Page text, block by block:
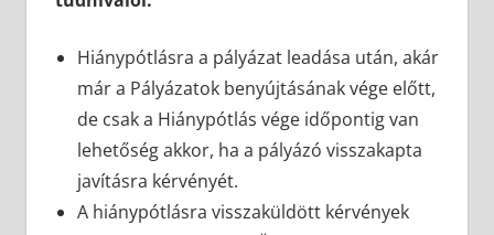
Hiánypótlásra a pályázat leadása után, akár
már a Pályázatok benyújtásának vége előtt,
de csak a Hiánypótlás vége időpontig van
lehetőség akkor, ha a pályázó visszakapta
javításra kérvényét.
A hiánypótlásra visszaküldött kérvények